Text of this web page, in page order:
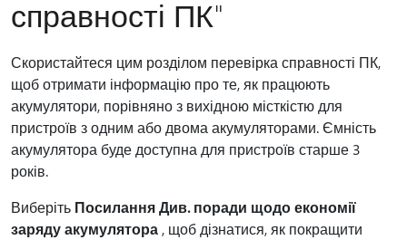
справності ПК"
Скористайтеся цим розділом перевірка справності ПК,
щоб отримати інформацію про те, як працюють
акумулятори, порівняно з вихідною місткістю для
пристроїв з одним або двома акумуляторами. Ємність
акумулятора буде доступна для пристроїв старше 3
років.
Виберіть Посилання Див. поради щодо економії
заряду акумулятора , щоб дізнатися, як покращити